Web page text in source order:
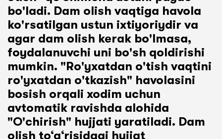
bo'ladi. Dam olish vaqtiga havola
ko'rsatilgan ustun ixtiyoriydir va
agar dam olish kerak bo'lmasa,
foydalanuvchi uni bo'sh qoldirishi
mumkin. "Ro'yxatdan o'tish vaqtini
ro'yxatdan o'tkazish" havolasini
bosish orqali xodim uchun
avtomatik ravishda alohida
"O'chirish" hujjati yaratiladi. Dam
olish to‘g‘risidagi hujjat